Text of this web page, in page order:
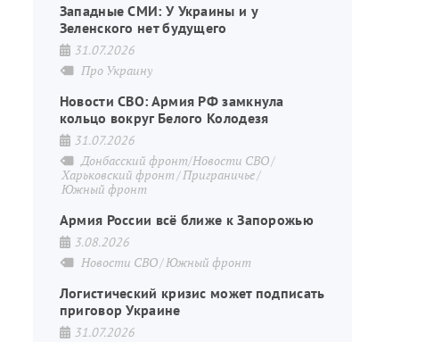
Западные СМИ: У Украины и у
Зеленского нет будущего
31.07.2026
Про Украину
Новости СВО: Армия РФ замкнула
кольцо вокруг Белого Колодезя
31.07.2026
Донбасский фронт/Новости СВО
Харьковский фронт Приграничье
Южный фронт
Армия России всё ближе к Запорожью
3.08.2026
Новости СВО Южный фронт
Логистический кризис может подписать
приговор Украине
31.07.2026